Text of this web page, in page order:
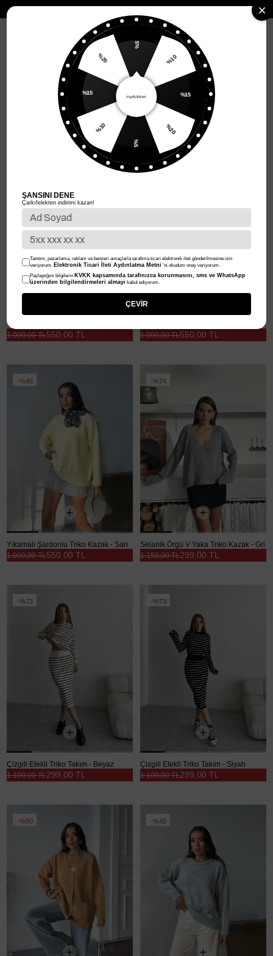
Anasayfa Kadın Giyim Kadın Üst Giyim Kadın Triko
Kadın Triko
Sıralama
550,00 TL
1.000,00 TL
%45
Yıkamalı Şardonlu Triko Kazak - Lacivert
550,00 TL
1.000,00 TL
%45
Yıkamalı Şardonlu Triko Kazak - Sarı
550,00 TL
1.000,00 TL
%74
Selanik Örgü V Yaka Triko Kazak - Gri
299,00 TL
1.150,00 TL
%73
Çizgili Etekli Triko Takım - Beyaz
299,00 TL
1.100,00 TL
%73
Çizgili Etekli Triko Takım - Siyah
299,00 TL
1.100,00 TL
%50 %45
%20
ŞANSINI DENE
Çarkıfelekten indirimi kazan!
Tanıtım, pazarlama, reklam ve benzeri amaçlarla tarafıma ticari elektronik ileti gönderilmesine izin
veriyorum. Elektronik Ticari İleti Aydınlatma Metni 'ni okudum onay veriyorum.
Paylaştığım bilgilerin KVKK kapsamında tarafınızca korunmasını, sms ve WhatsApp
üzerinden bilgilendirmeleri almayı kabul ediyorum.
ÇEVİR